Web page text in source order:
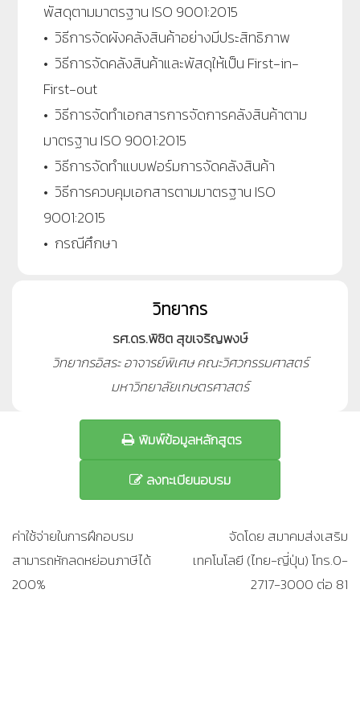
พัสดุตามมาตรฐาน ISO 9001:2015
• วิธีการจัดผังคลังสินค้าอย่างมีประสิทธิภาพ
• วิธีการจัดคลังสินค้าและพัสดุให้เป็น First-in-
First-out
• วิธีการจัดทำเอกสารการจัดการคลังสินค้าตาม
มาตรฐาน ISO 9001:2015
• วิธีการจัดทำแบบฟอร์มการจัดคลังสินค้า
• วิธีการควบคุมเอกสารตามมาตรฐาน ISO
9001:2015
• กรณีศึกษา
วิทยากร
รศ.ดร.พิชิต สุขเจริญพงษ์
วิทยากรอิสระ อาจารย์พิเศษ คณะวิศวกรรมศาสตร์
มหาวิทยาลัยเกษตรศาสตร์
พิมพ์ข้อมูลหลักสูตร
ลงทะเบียนอบรม
ค่าใช้จ่ายในการฝึกอบรม
สามารถหักลดหย่อนภาษีได้
200%
จัดโดย สมาคมส่งเสริม
เทคโนโลยี (ไทย-ญี่ปุ่น) โทร.0-
2717-3000 ต่อ 81